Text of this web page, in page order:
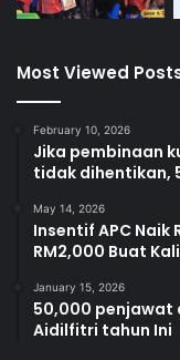
Most Viewed
February 10, 2026
Jika pembinaan
tidak dihentikan,
May 14, 2026
Insentif APC Naik
RM2,000 Buat
January 15, 2026
50,000 penjawat
Aidilfitri tahun Ini